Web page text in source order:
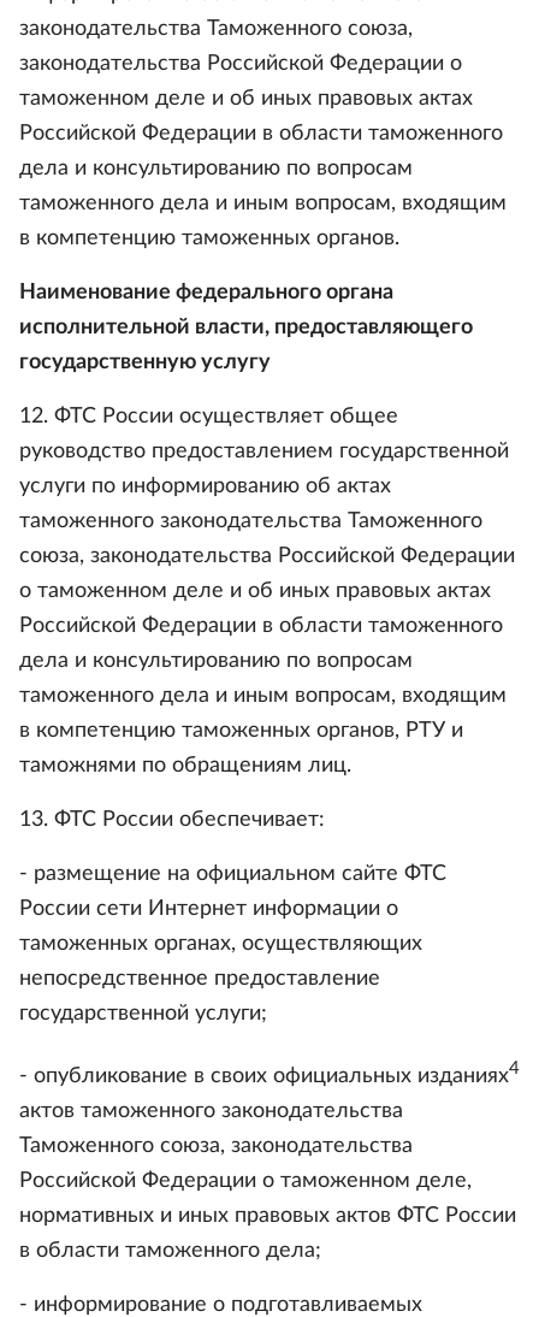
законодательства Таможенного союза,
законодательства Российской Федерации о
таможенном деле и об иных правовых актах
Российской Федерации в области таможенного
дела и консультированию по вопросам
таможенного дела и иным вопросам, входящим
в компетенцию таможенных органов.
Наименование федерального органа
исполнительной власти, предоставляющего
государственную услугу
12. ФТС России осуществляет общее
руководство предоставлением государственной
услуги по информированию об актах
таможенного законодательства Таможенного
союза, законодательства Российской Федерации
о таможенном деле и об иных правовых актах
Российской Федерации в области таможенного
дела и консультированию по вопросам
таможенного дела и иным вопросам, входящим
в компетенцию таможенных органов, РТУ и
таможнями по обращениям лиц.
13. ФТС России обеспечивает:
- размещение на официальном сайте ФТС
России сети Интернет информации о
таможенных органах, осуществляющих
непосредственное предоставление
государственной услуги;
- опубликование в своих официальных изданиях4
актов таможенного законодательства
Таможенного союза, законодательства
Российской Федерации о таможенном деле,
нормативных и иных правовых актов ФТС России
в области таможенного дела;
- информирование о подготавливаемых